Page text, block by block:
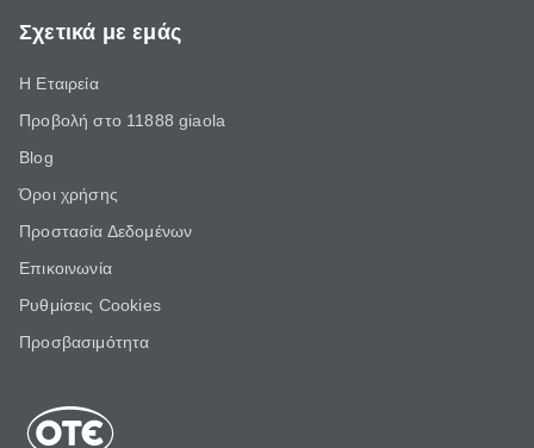
Σχετικά με εμάς
Η Εταιρεία
Προβολή στο 11888 giaola
Blog
Όροι χρήσης
Προστασία Δεδομένων
Επικοινωνία
Ρυθμίσεις Cookies
Προσβασιμότητα